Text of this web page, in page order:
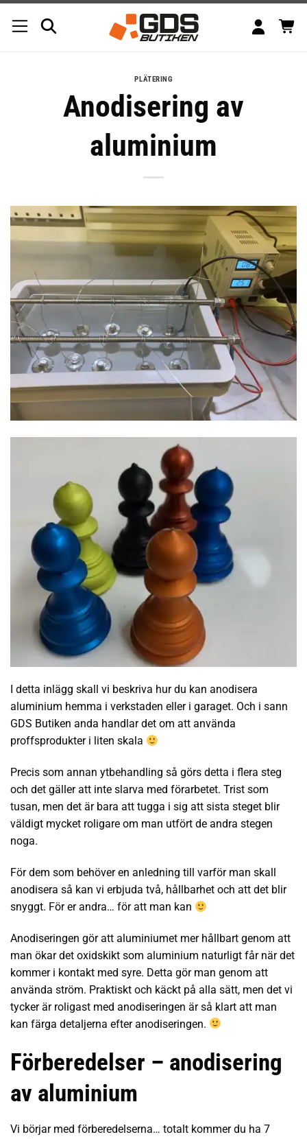
PLÄTERING
Anodisering av
aluminium
I detta inlägg skall vi beskriva hur du kan anodisera
aluminium hemma i verkstaden eller i garaget. Och i sann
GDS Butiken anda handlar det om att använda
proffsprodukter i liten skala
Precis som annan ytbehandling så görs detta i flera steg
och det gäller att inte slarva med förarbetet. Trist som
tusan, men det är bara att tugga i sig att sista steget blir
väldigt mycket roligare om man utfört de andra stegen
noga.
För dem som behöver en anledning till varför man skall
anodisera så kan vi erbjuda två, hållbarhet och att det blir
snyggt. För er andra… för att man kan
Anodiseringen gör att aluminiumet mer hållbart genom att
man ökar det oxidskikt som aluminium naturligt får när det
kommer i kontakt med syre. Detta gör man genom att
använda ström. Praktiskt och käckt på alla sätt, men det vi
tycker är roligast med anodiseringen är så klart att man
kan färga detaljerna efter anodiseringen.
Förberedelser – anodisering
av aluminium
Vi börjar med förberedelserna… totalt kommer du ha 7